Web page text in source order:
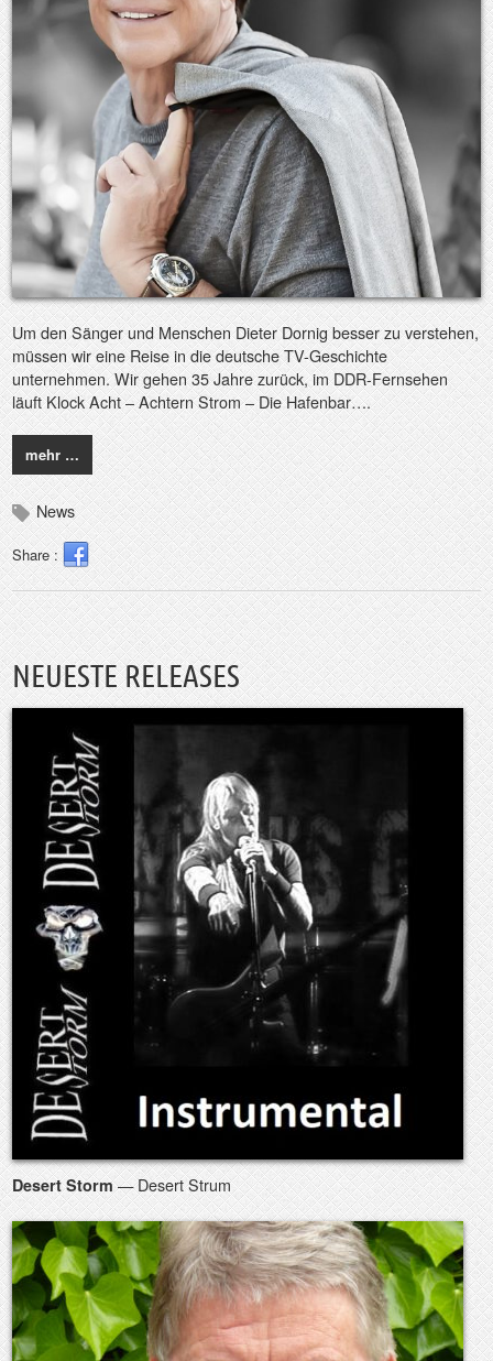
Um den Sänger und Menschen Dieter Dornig besser zu verstehen,
müssen wir eine Reise in die deutsche TV-Geschichte
unternehmen. Wir gehen 35 Jahre zurück, im DDR-Fernsehen
läuft Klock Acht – Achtern Strom – Die Hafenbar….
mehr …
News
Share :
NEUESTE RELEASES
Desert Storm— Desert Strum